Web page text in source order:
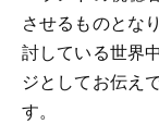
させるものとな
討している世界
ジとしてお伝え
す。